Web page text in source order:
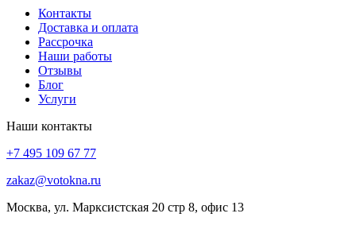
Контакты
Доставка и оплата
Рассрочка
Наши работы
Отзывы
Блог
Услуги
Наши контакты
+7 495 109 67 77
zakaz@votokna.ru
Москва, ул. Марксистская 20 стр 8, офис 13